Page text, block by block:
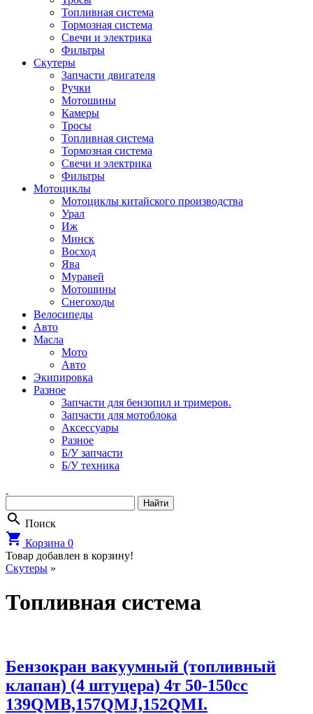
Топливная система
Тормозная система
Свечи и электрика
Фильтры
Cкутеры
Запчасти двигателя
Ручки
Мотошины
Камеры
Тросы
Топливная система
Тормозная система
Свечи и электрика
Фильтры
Мотоциклы
Мотоциклы китайского производства
Урал
Иж
Минск
Восход
Ява
Муравей
Мотошины
Снегоходы
Велосипеды
Авто
Масла
Мото
Авто
Экипировка
Разное
Запчасти для бензопил и тримеров.
Запчасти для мотоблока
Аксессуары
Разное
Б/У запчасти
Б/У техника
search Поиск
shopping_cart Корзина 0
Товар добавлен в корзину!
Cкутеры »
Топливная система
Бензокран вакуумный (топливный
клапан) (4 штуцера) 4т 50-150сс
139QMB,157QMJ,152QMI.